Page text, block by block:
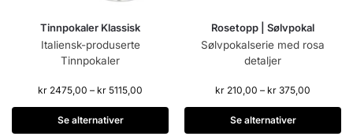
Tinnpokaler Klassisk
Italiensk-produserte
Tinnpokaler
kr 2475,00 – kr 5115,00
Se alternativer
Rosetopp | Sølvpokal
Sølvpokalserie med rosa
detaljer
kr 210,00 – kr 375,00
Se alternativer